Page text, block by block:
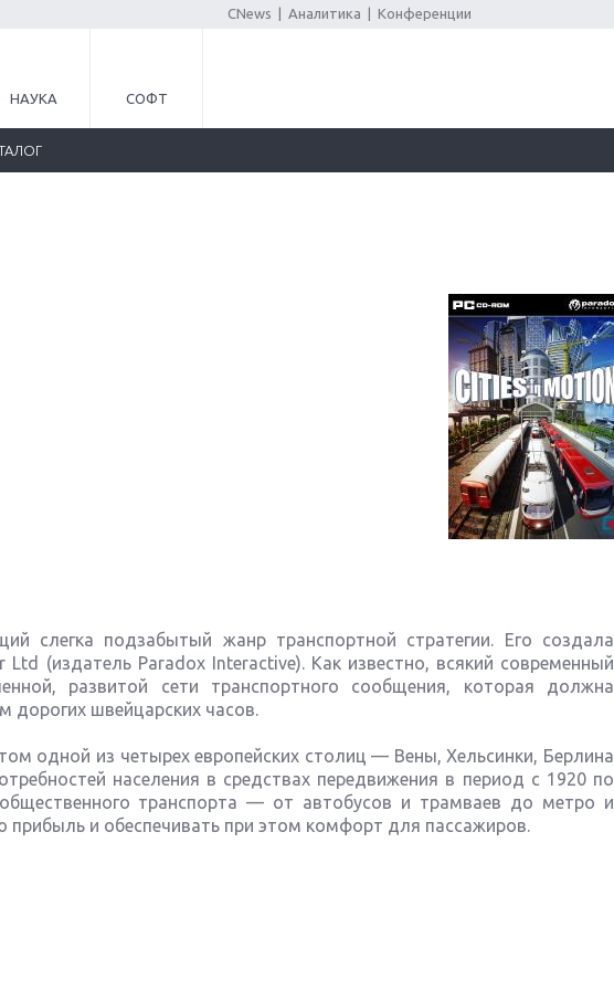
CNews Аналитика Конференции
НАУКА СОФТ
слегка подзабытый жанр транспортной стратегии. Его создала
(издатель Paradox Interactive). Как известно, всякий современный
развитой сети транспортного сообщения, которая должна
дорогих швейцарских часов.
одной из четырех европейских столиц — Вены, Хельсинки, Берлина
населения в средствах передвижения в период с 1920 по
транспорта — от автобусов и трамваев до метро и
прибыль и обеспечивать при этом комфорт для пассажиров.